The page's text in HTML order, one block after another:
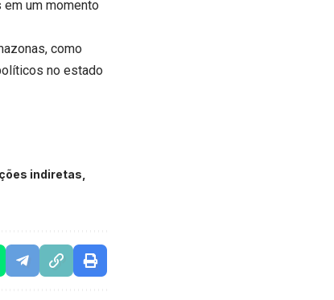
um momento
como
no estado
indiretas